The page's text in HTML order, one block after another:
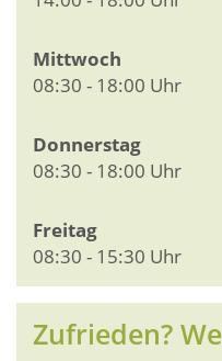
Mittwoch
08:30 - 18:00 Uhr
Donnerstag
08:30 - 18:00 Uhr
Freitag
08:30 - 15:30 Uhr
Zufrieden?